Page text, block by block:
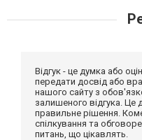
Відгук - це думка або
передати досвід або
нашого сайту з
залишеного відгука.
правильне рішення.
спілкування та
питань, що цікавлять.